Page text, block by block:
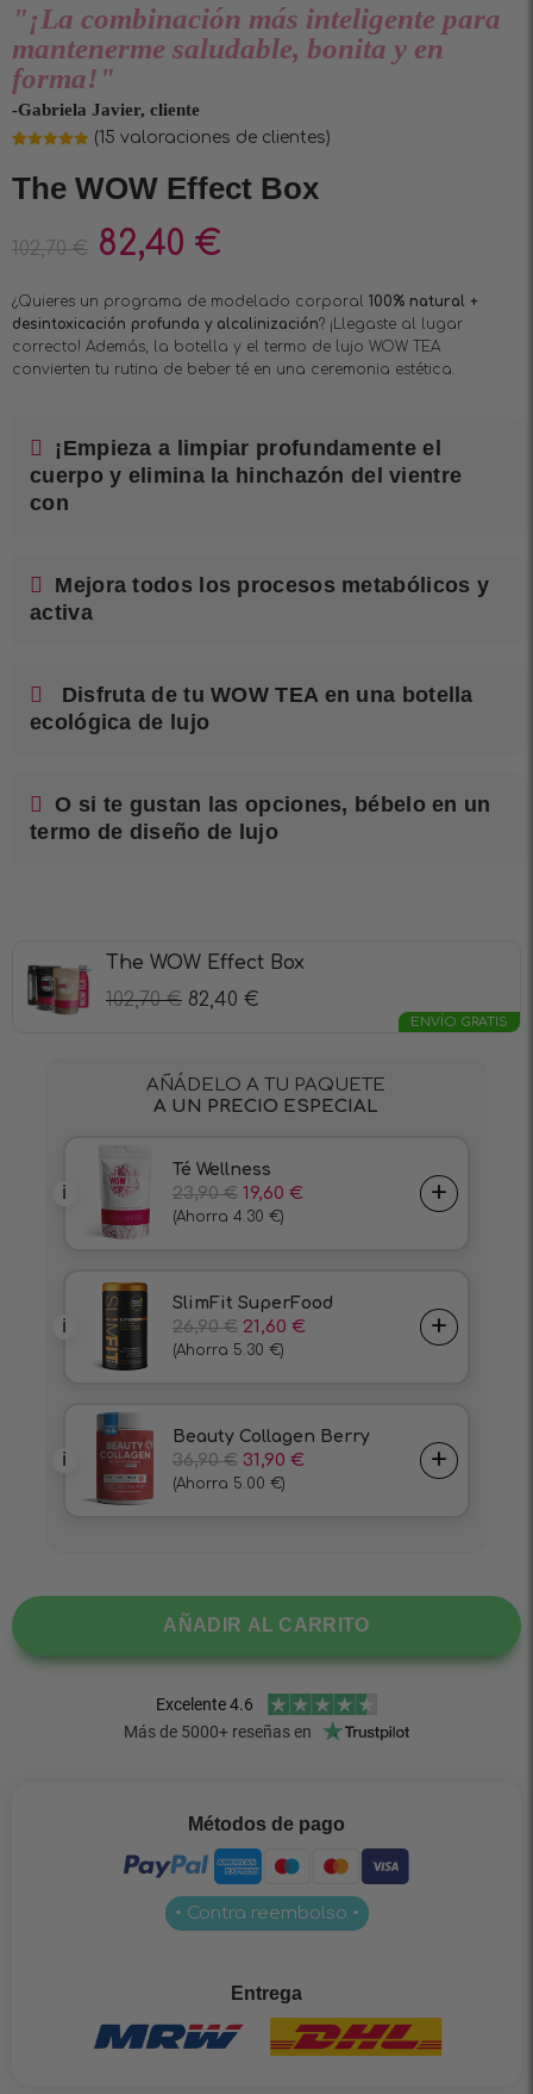
"¡La combinación más inteligente para
mantenerme saludable, bonita y en
forma!"
-Gabriela Javier, cliente
4.93sobre
5 basado
en
(15 valoraciones de clientes)
The WOW Effect Box
102,70€ 82,40 €
¿Quieres un programa de modelado corporal 100% natural +
desintoxicación profunda y alcalinización? ¡Llegaste al lugar
correcto! Además, la botella y el termo de lujo WOW TEA
convierten tu rutina de beber té en una ceremonia estética.
¡Empieza a limpiar profundamente el
cuerpo y elimina la hinchazón del vientre
con
Mejora todos los procesos metabólicos y
activa
Disfruta de tu WOW TEA en una botella
ecológica de lujo
O si te gustan las opciones, bébelo en un
termo de diseño de lujo
The WOW Effect Box
102,70€ 82,40 €
ENVÍO GRATIS
AÑADIR AL CARRITO
Métodos de pago
• Contra reembolso •
Entrega